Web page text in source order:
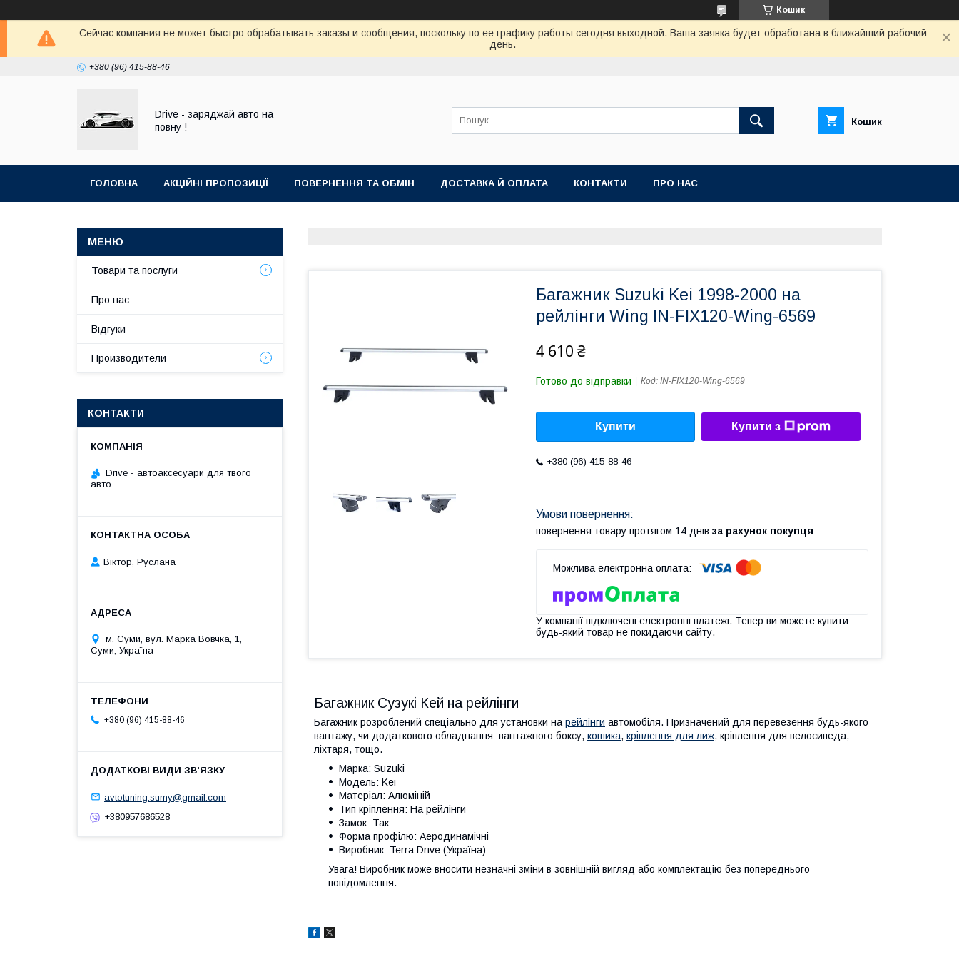
Кошик
Сейчас компания не может быстро обрабатывать заказы и сообщения, поскольку по ее графику работы сегодня выходной. Ваша заявка будет обработана в ближайший рабочий
день.
+380 (96) 415-88-46
Drive - заряджай авто на
повну !
Кошик
ГОЛОВНА АКЦІЙНІ ПРОПОЗИЦІЇ ПОВЕРНЕННЯ ТА ОБМІН ДОСТАВКА Й ОПЛАТА КОНТАКТИ ПРО НАС
Багажник Suzuki Kei 1998-2000 на
рейлінги Wing IN-FIX120-Wing-6569
4 610 ₴
Готово до відправки Код: IN-FIX120-Wing-6569
Купити Купити з
+380 (96) 415-88-46
повернення товару протягом 14 днів за рахунок покупця
У компанії підключені електронні платежі. Тепер ви можете купити
будь-який товар не покидаючи сайту.
Багажник Сузукі Кей на рейлінги
Багажник розроблений спеціально для установки нарейлінги автомобіля. Призначений для перевезення будь-якого
вантажу, чи додаткового обладнання: вантажного боксу, кошика, кріплення для лиж, кріплення для велосипеда,
ліхтаря, тощо.
Марка: Suzuki
Модель: Kei
Матеріал: Алюміній
Тип кріплення: На рейлінги
Замок: Так
Форма профілю: Аеродинамічні
Виробник: Terra Drive (Україна)
Увага! Виробник може вносити незначні зміни в зовнішній вигляд або комплектацію без попереднього
повідомлення.
Товари та послуги
Про нас
Відгуки
Производители
КОНТАКТИ
Drive - автоаксесуари для твого
авто
Віктор, Руслана
м. Суми, вул. Марка Вовчка, 1,
Суми, Україна
+380 (96) 415-88-46
avtotuning.sumy@gmail.com
+380957686528